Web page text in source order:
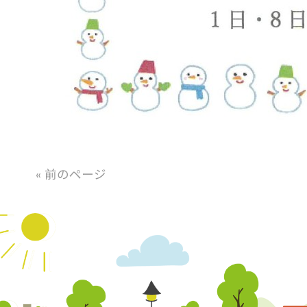
« 前のページ